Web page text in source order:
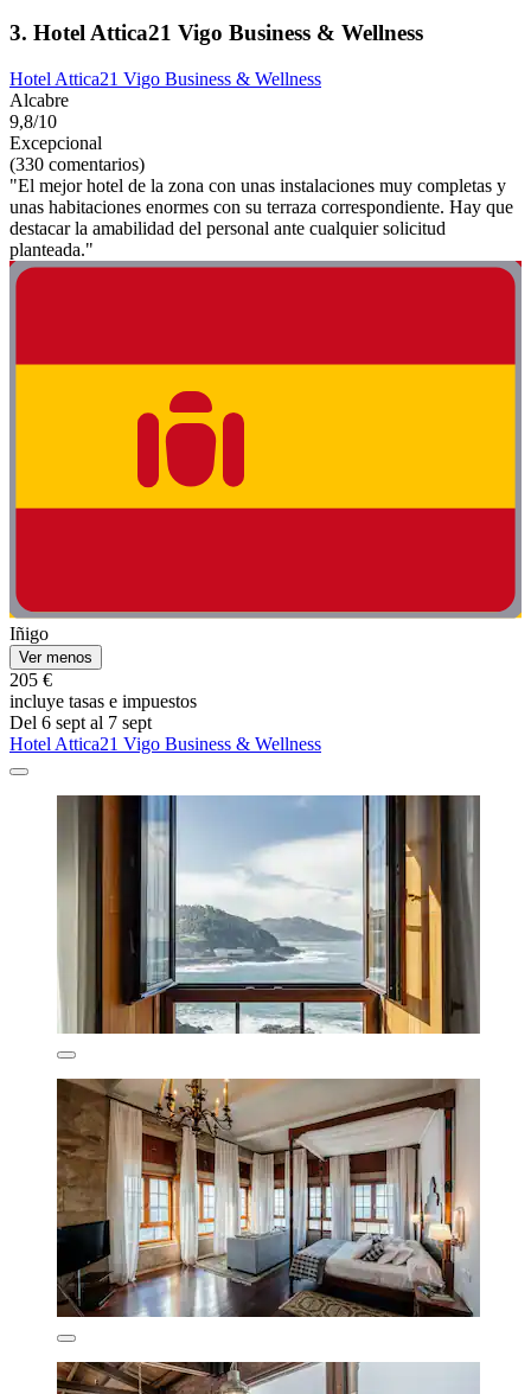
3. Hotel Attica21 Vigo Business & Wellness
Hotel Attica21 Vigo Business & Wellness
Alcabre
9,8/10
Excepcional
(330 comentarios)
"El mejor hotel de la zona con unas instalaciones muy completas y
unas habitaciones enormes con su terraza correspondiente. Hay que
destacar la amabilidad del personal ante cualquier solicitud
planteada."
Iñigo
Ver menos
205 €
incluye tasas e impuestos
Del 6 sept al 7 sept
Hotel Attica21 Vigo Business & Wellness